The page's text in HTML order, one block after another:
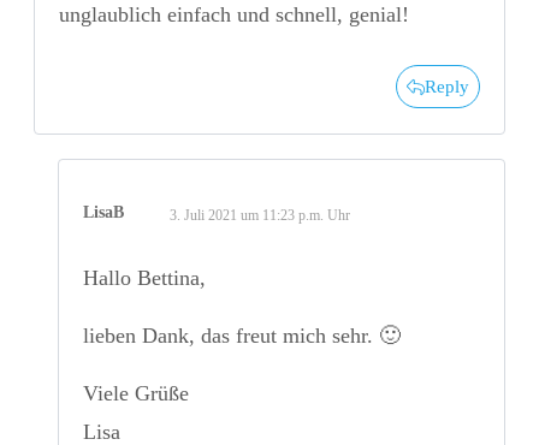
unglaublich einfach und schnell, genial!
Reply
LisaB 3. Juli 2021 um 11:23 p.m. Uhr
Hallo Bettina,
lieben Dank, das freut mich sehr. 🙂
Viele Grüße
Lisa